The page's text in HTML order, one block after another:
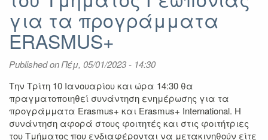
κινητικότητας
Erasmus+
για
Σπουδές
έτους
2024
για τα προγράμματα
ERASMUS+
Published onΠέμ, 05/01/2023 - 14:30
Την Τρίτη 10 Ιανουαρίου και ώρα 14:30 θα
πραγματοποιηθεί συνάντηση ενημέρωσης για τα
προγράμματα Erasmus+ και Erasmus+ International. Η
συνάντηση αφορά στους φοιτητές και στις φοιτήτριες
του Τμήματος που ενδιαφέρονται να μετακινηθούν είτε